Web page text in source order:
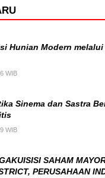
Hunian Modern
WIB
Sinema dan Sastra
WIB
SAHAM
PERUSAHAAN